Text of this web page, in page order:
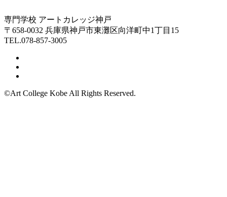
専門学校 アートカレッジ神戸
〒658-0032 兵庫県神戸市東灘区向洋町中1丁目15
TEL.078-857-3005
©Art College Kobe All Rights Reserved.